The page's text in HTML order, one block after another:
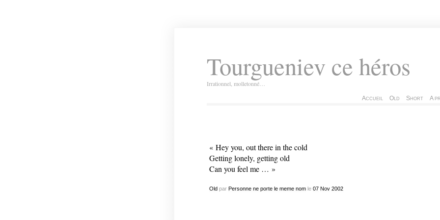
Tourgueniev ce héros
Irrationnel, molletonné…
Accueil Old Short A
« Hey you, out there in the cold
Getting lonely, getting old
Can you feel me … »
Oldpar Personne ne porte le meme nomle 07 Nov 2002